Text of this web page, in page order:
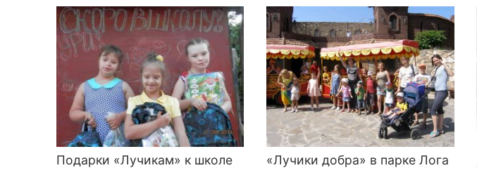
Подарки «Лучикам» к школе «Лучики добра» в парке Лога